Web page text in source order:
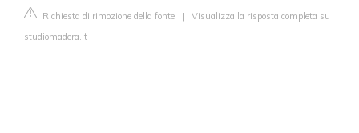
Richiesta di rimozione della fonte | Visualizza la risposta completa su
studiomadera.it